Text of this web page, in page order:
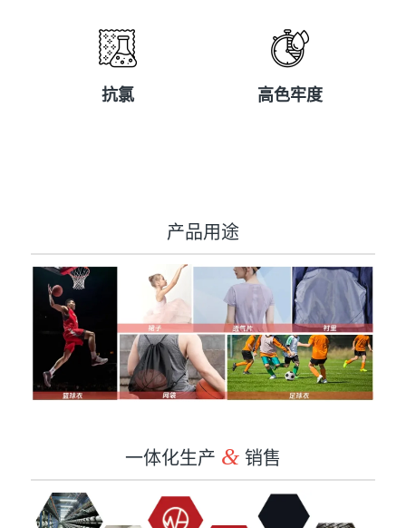
抗氯
抗氯
高色牢度
高色牢度
产品用途
一体化生产 &销售